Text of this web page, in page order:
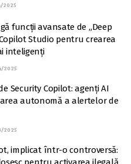
2025
funcții avansate de „Deep
Studio pentru crearea
inteligenți
2025
Security Copilot: agenți AI
autonomă a alertelor de
2025
implicat într-o controversă: